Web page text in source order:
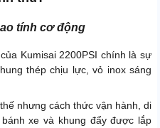
tính cơ động
Kumisai 2200PSI chính là sự
thép chịu lực, vỏ inox sáng
nhưng cách thức vận hành, di
xe và khung đẩy được lắp